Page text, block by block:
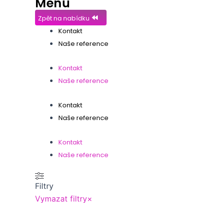
Zpět na nabídku
Kontakt
Naše reference
Kontakt
Naše reference
Kontakt
Naše reference
Kontakt
Naše reference
Filtry
Vymazat filtry×